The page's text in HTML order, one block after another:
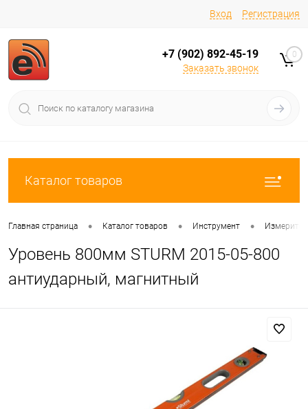
Вход Регистрация
+7 (902) 892-45-19
Заказать звонок
0
Каталог товаров
Главная страница • Каталог товаров • Инструмент •
Уровень 800мм STURM 2015-05-800
антиударный, магнитный